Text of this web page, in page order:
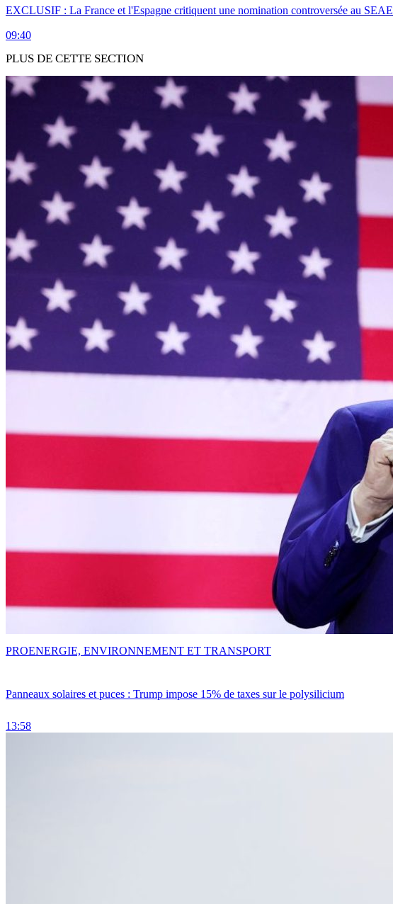
EXCLUSIF : La France et l'Espagne critiquent une nomination controversée au SEAE
09:40
PLUS DE CETTE SECTION
Panneaux solaires et puces : Trump impose 15% de taxes sur le polysilicium
13:58
PROENERGIE, ENVIRONNEMENT ET TRANSPORT